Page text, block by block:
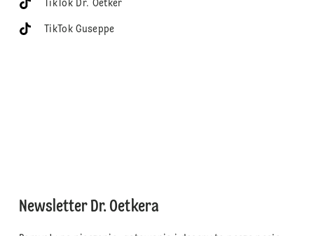
TikTok Dr. Oetker
TikTok Guseppe
Newsletter Dr. Oetkera